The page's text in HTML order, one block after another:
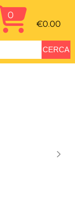
0
€0.00